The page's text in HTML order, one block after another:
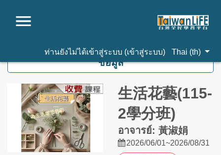
ท่านยังไม่ได้เข้าสู่ระบบ (เข้าสู่ระบบ) Thai ‎(th)‎
ข้อมูล
生活花藝(115-
2學分班)
อาจารย์: 黃淑娟
2026/06/01~2026/08/31